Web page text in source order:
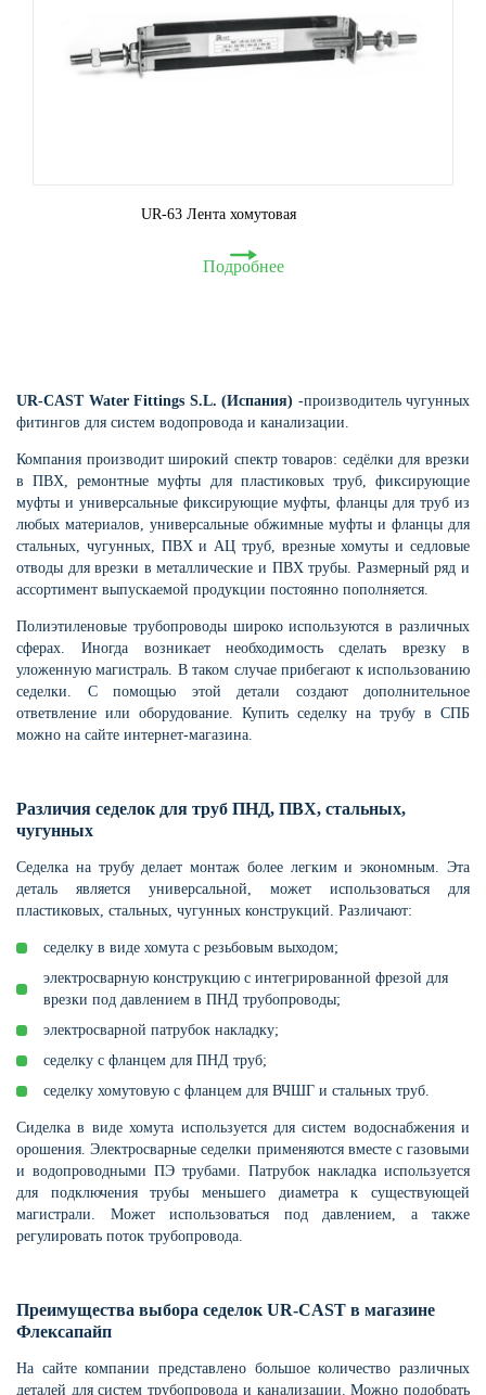
UR-63 Лента хомутовая
Подробнее
UR-CAST Water Fittings S.L. (Испания) -производитель чугунных
фитингов для систем водопровода и канализации.
Компания производит широкий спектр товаров: седёлки для врезки
в ПВХ, ремонтные муфты для пластиковых труб, фиксирующие
муфты и универсальные фиксирующие муфты, фланцы для труб из
любых материалов, универсальные обжимные муфты и фланцы для
стальных, чугунных, ПВХ и АЦ труб, врезные хомуты и седловые
отводы для врезки в металлические и ПВХ трубы. Размерный ряд и
ассортимент выпускаемой продукции постоянно пополняется.
Полиэтиленовые трубопроводы широко используются в различных
сферах. Иногда возникает необходимость сделать врезку в
уложенную магистраль. В таком случае прибегают к использованию
седелки. С помощью этой детали создают дополнительное
ответвление или оборудование. Купить седелку на трубу в СПБ
можно на сайте интернет-магазина.
Различия седелок для труб ПНД, ПВХ, стальных,
чугунных
Седелка на трубу делает монтаж более легким и экономным. Эта
деталь является универсальной, может использоваться для
пластиковых, стальных, чугунных конструкций. Различают:
седелку в виде хомута с резьбовым выходом;
электросварную конструкцию с интегрированной фрезой для
врезки под давлением в ПНД трубопроводы;
электросварной патрубок накладку;
седелку с фланцем для ПНД труб;
седелку хомутовую с фланцем для ВЧШГ и стальных труб.
Сиделка в виде хомута используется для систем водоснабжения и
орошения. Электросварные седелки применяются вместе с газовыми
и водопроводными ПЭ трубами. Патрубок накладка используется
для подключения трубы меньшего диаметра к существующей
магистрали. Может использоваться под давлением, а также
регулировать поток трубопровода.
Преимущества выбора седелок UR-CAST в магазине
Флексапайп
На сайте компании представлено большое количество различных
деталей для систем трубопровода и канализации. Можно подобрать